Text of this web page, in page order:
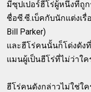
มีซุปเปอร์ฮีโร่ผู้หนึ่งที่ถู
ชื่อซี.ซี.เบ็คกับนักแต่งเรื่
Bill Parker)
และฮีโร่คนนั้นก็โด่งดัง
แมนผู้เป็นฮีโร่ที่ไม่ว่าใค
ฮีโร่คนดังกล่าวไม่ใช่ใ